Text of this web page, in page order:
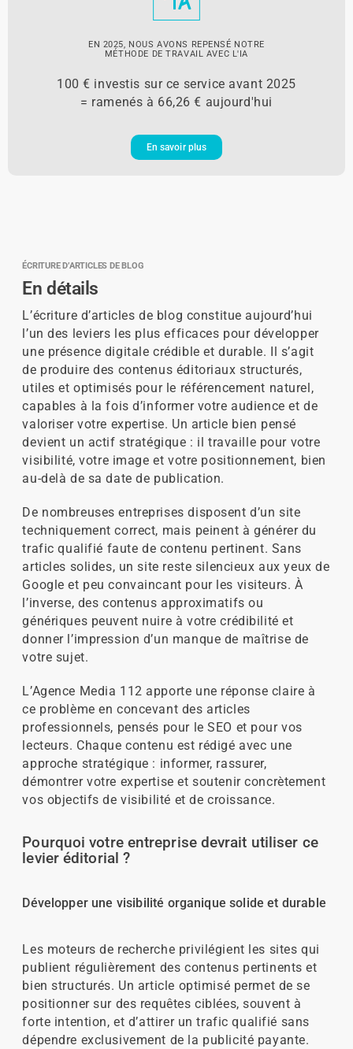
EN 2025, NOUS AVONS REPENSÉ NOTRE
MÉTHODE DE TRAVAIL AVEC L'IA
100 € investis sur ce service avant 2025
= ramenés à 66,26 € aujourd'hui
En savoir plus
ÉCRITURE D’ARTICLES DE BLOG
En détails
L’écriture d’articles de blog constitue aujourd’hui
l’un des leviers les plus efficaces pour développer
une présence digitale crédible et durable. Il s’agit
de produire des contenus éditoriaux structurés,
utiles et optimisés pour le référencement naturel,
capables à la fois d’informer votre audience et de
valoriser votre expertise. Un article bien pensé
devient un actif stratégique : il travaille pour votre
visibilité, votre image et votre positionnement, bien
au-delà de sa date de publication.
De nombreuses entreprises disposent d’un site
techniquement correct, mais peinent à générer du
trafic qualifié faute de contenu pertinent. Sans
articles solides, un site reste silencieux aux yeux de
Google et peu convaincant pour les visiteurs. À
l’inverse, des contenus approximatifs ou
génériques peuvent nuire à votre crédibilité et
donner l’impression d’un manque de maîtrise de
votre sujet.
L’Agence Media 112 apporte une réponse claire à
ce problème en concevant des articles
professionnels, pensés pour le SEO et pour vos
lecteurs. Chaque contenu est rédigé avec une
approche stratégique : informer, rassurer,
démontrer votre expertise et soutenir concrètement
vos objectifs de visibilité et de croissance.
Pourquoi votre entreprise devrait utiliser ce
levier éditorial ?
Développer une visibilité organique solide et durable
Les moteurs de recherche privilégient les sites qui
publient régulièrement des contenus pertinents et
bien structurés. Un article optimisé permet de se
positionner sur des requêtes ciblées, souvent à
forte intention, et d’attirer un trafic qualifié sans
dépendre exclusivement de la publicité payante.